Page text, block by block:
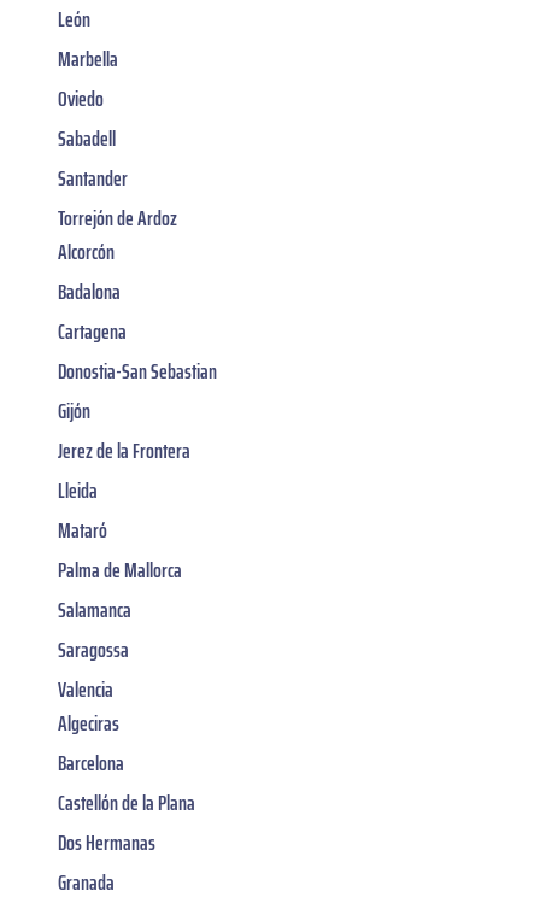
León
Marbella
Oviedo
Sabadell
Santander
Torrejón de Ardoz
Alcorcón
Badalona
Cartagena
Donostia-San Sebastian
Gijón
Jerez de la Frontera
Lleida
Mataró
Palma de Mallorca
Salamanca
Saragossa
Valencia
Algeciras
Barcelona
Castellón de la Plana
Dos Hermanas
Granada